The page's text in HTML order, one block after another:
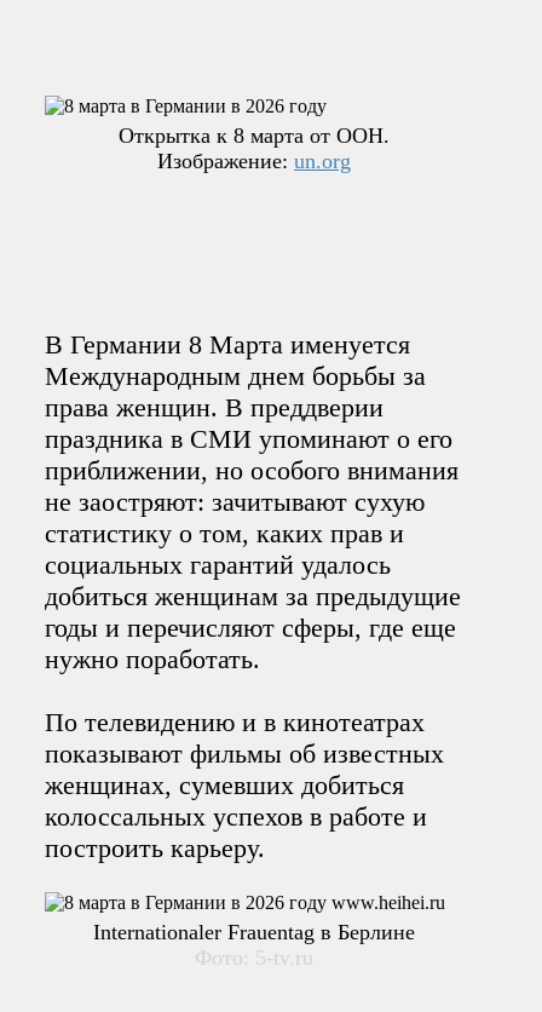
Открытка к 8 марта от ООН.
Изображение: un.org
В Германии 8 Марта именуется
Международным днем борьбы за
права женщин. В преддверии
праздника в СМИ упоминают о его
приближении, но особого внимания
не заостряют: зачитывают сухую
статистику о том, каких прав и
социальных гарантий удалось
добиться женщинам за предыдущие
годы и перечисляют сферы, где еще
нужно поработать.
По телевидению и в кинотеатрах
показывают фильмы об известных
женщинах, сумевших добиться
колоссальных успехов в работе и
построить карьеру.
Internationaler Frauentag в Берлине
Фото: 5-tv.ru